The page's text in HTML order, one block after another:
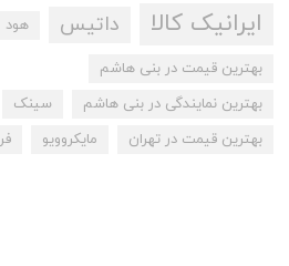
ایرانیک کالا داتیس هود
بهترین قیمت در بنی هاشم
بهترین نمایندگی در بنی هاشم
سینک
بهترین قیمت در تهران
مایکروویو فر